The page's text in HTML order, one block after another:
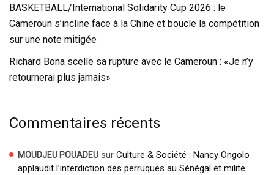
BASKETBALL/International Solidarity Cup 2026 : le
Cameroun s’incline face à la Chine et boucle la compétition
sur une note mitigée
Richard Bona scelle sa rupture avec le Cameroun : «Je n’y
retournerai plus jamais»
Commentaires récents
MOUDJEU POUADEU sur Culture & Société : Nancy Ongolo
applaudit l’interdiction des perruques au Sénégal et milite